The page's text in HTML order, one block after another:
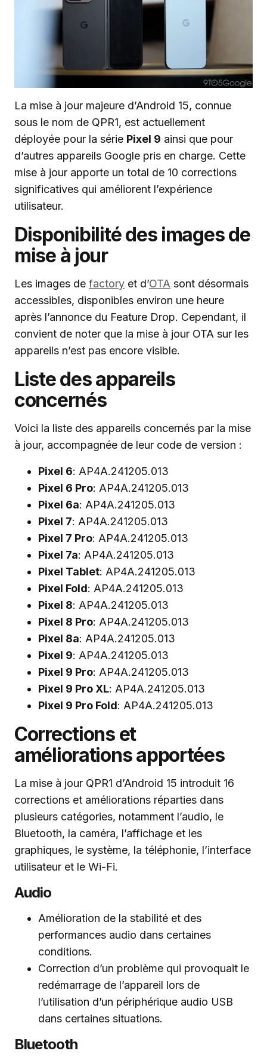
La mise à jour majeure d’Android 15, connue
sous le nom de QPR1, est actuellement
déployée pour la série Pixel 9 ainsi que pour
d’autres appareils Google pris en charge. Cette
mise à jour apporte un total de 10 corrections
significatives qui améliorent l’expérience
utilisateur.
Disponibilité des images de
mise à jour
Les images de factory et d’OTA sont désormais
accessibles, disponibles environ une heure
après l’annonce du Feature Drop. Cependant, il
convient de noter que la mise à jour OTA sur les
appareils n’est pas encore visible.
Liste des appareils
concernés
Voici la liste des appareils concernés par la mise
à jour, accompagnée de leur code de version :
Pixel 6: AP4A.241205.013
Pixel 6 Pro: AP4A.241205.013
Pixel 6a: AP4A.241205.013
Pixel 7: AP4A.241205.013
Pixel 7 Pro: AP4A.241205.013
Pixel 7a: AP4A.241205.013
Pixel Tablet: AP4A.241205.013
Pixel Fold: AP4A.241205.013
Pixel 8: AP4A.241205.013
Pixel 8 Pro: AP4A.241205.013
Pixel 8a: AP4A.241205.013
Pixel 9: AP4A.241205.013
Pixel 9 Pro: AP4A.241205.013
Pixel 9 Pro XL: AP4A.241205.013
Pixel 9 Pro Fold: AP4A.241205.013
Corrections et
améliorations apportées
La mise à jour QPR1 d’Android 15 introduit 16
corrections et améliorations réparties dans
plusieurs catégories, notamment l’audio, le
Bluetooth, la caméra, l’affichage et les
graphiques, le système, la téléphonie, l’interface
utilisateur et le Wi-Fi.
Audio
Amélioration de la stabilité et des
performances audio dans certaines
conditions.
Correction d’un problème qui provoquait le
redémarrage de l’appareil lors de
l’utilisation d’un périphérique audio USB
dans certaines situations.
Bluetooth